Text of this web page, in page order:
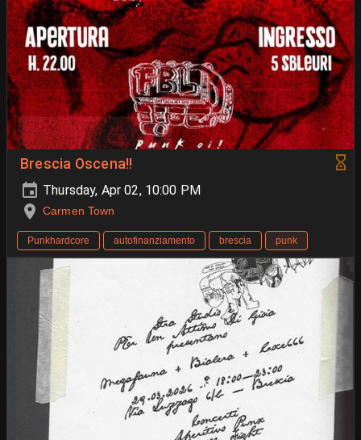
Brescia Oscena!!
Thursday, Apr 02, 10:00 PM
Carmen Town
Punkhardcore autofinanziamento brescia punk